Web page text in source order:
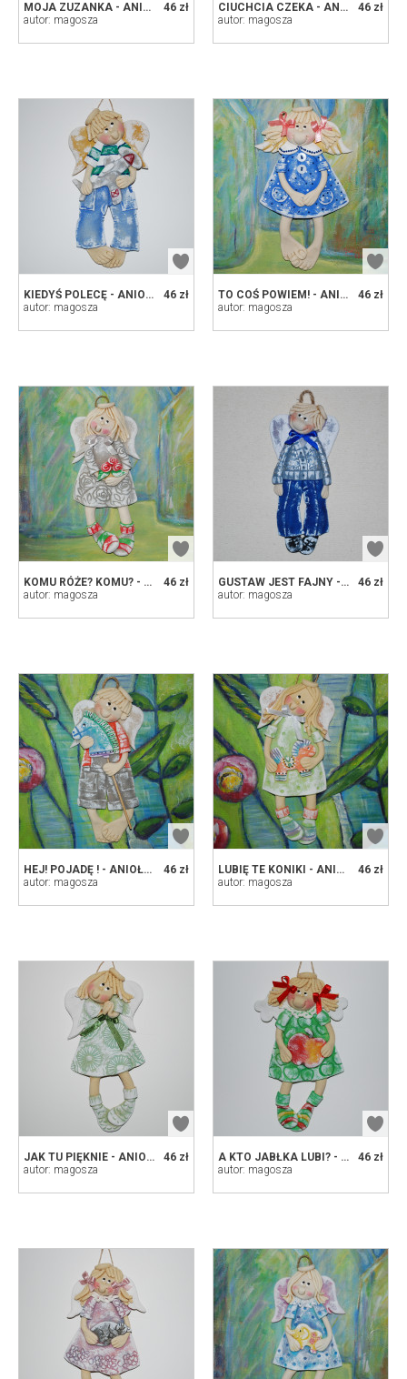
46 zł
MOJA ZUZANKA - ANIOŁEK Z MASY SOLNEJ
autor: magosza
46 zł
CIUCHCIA CZEKA - ANIOŁEK Z MASY SOLNEJ, PREZENT, DEKORACJA
autor: magosza
46 zł
KIEDYŚ POLECĘ - ANIOŁEK Z MASY SOLNEJ, PREZENT, DEKORACJA
autor: magosza
46 zł
TO COŚ POWIEM! - ANIOŁEK Z MASY SOLNEJ, PREZENT, DEKORACJA
autor: magosza
46 zł
KOMU RÓŻE? KOMU? - ANIOŁEK Z MASY SOLNEJ, PREZENT, DEKORACJA
autor: magosza
46 zł
GUSTAW JEST FAJNY - ANIOŁEK Z MASY SOLNEJ, PREZENT, DEKORACJA
autor: magosza
46 zł
HEJ! POJADĘ ! - ANIOŁEK Z MASY SOLNEJ, PREZENT, DEKORACJA
autor: magosza
46 zł
LUBIĘ TE KONIKI - ANIOŁEK Z MASY SOLNEJ, PREZENT, DEKORACJA
autor: magosza
46 zł
JAK TU PIĘKNIE - ANIOŁEK Z MASY SOLNEJ, PREZENT, DEKORACJA
autor: magosza
46 zł
A KTO JABŁKA LUBI? - ANIOŁEK Z MASY SOLNEJ, PREZENT, DEKORACJA
autor: magosza